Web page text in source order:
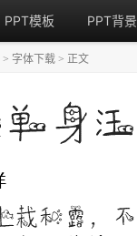
PPT模板 PPT背景
> 字体下载 > 正文